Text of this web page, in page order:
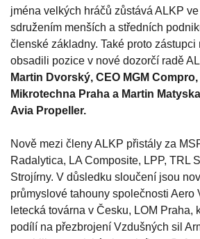
jména velkých hráčů zůstává ALKP
sdružením menších a středních
členské základny. Také proto zástupci
obsadili pozice v nové dozorčí radě
Martin Dvorský, CEO MGM
Mikrotechna Praha a Martin
Avia Propeller.
Nově mezi členy ALKP přistály za
Radalytica, LA Composite, LPP, TRL
Strojírny. V důsledku sloučení jsou
průmyslové tahouny společnosti Aero
letecká továrna v Česku, LOM Praha,
podílí na přezbrojení Vzdušných sil